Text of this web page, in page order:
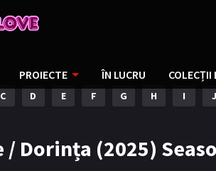
PROIECTE ÎN LUCRU COLECȚII
C D E F G H I J
/ Dorința (2025)